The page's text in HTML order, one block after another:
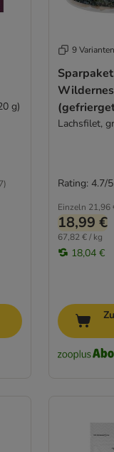
g)
)
9 Varianten
Lachsfilet,
Einzeln 21,96
18,99 €
67,82 € / kg
18,04 €
Rating: 4.7/5